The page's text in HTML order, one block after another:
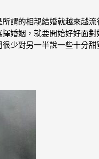
謂的相親結婚就越來越
婚姻，就要開始好好面
少對另一半說一些十分